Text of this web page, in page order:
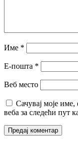
Име *
Е-пошта *
Веб место
Сачувај моје
веба за следећи пут